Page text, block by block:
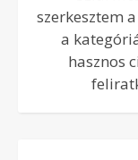
szerkesztem
a
hasznos